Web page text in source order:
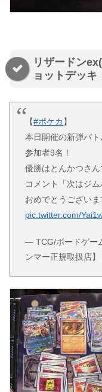
リザードン
ョットデッキ
【#ポケカ 】
本日開催の新弾バ
参加者9名！
優勝はとんかつさん
コメント「次はジム
おめでとうござい
pic.twitter.com/
— TCG/ボードゲー
ンマー正規取扱店